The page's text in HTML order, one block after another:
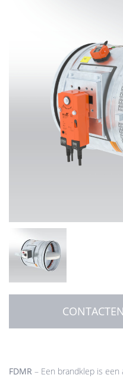
FDMR – Een brandklep is